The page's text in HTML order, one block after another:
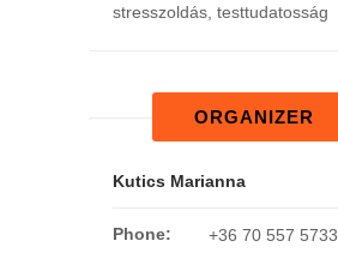
stresszoldás, testtudatosság
ORGANIZER
Kutics Marianna
Phone: +36 70 557 5733